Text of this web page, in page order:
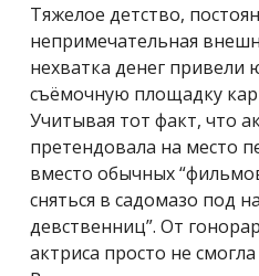
Тяжелое детство,
непримечательная
нехватка денег
съёмочную площадку
Учитывая тот факт, что
претендовала на место
вместо обычных
сняться в садомазо под
девственниц”. От
актриса просто не смогла